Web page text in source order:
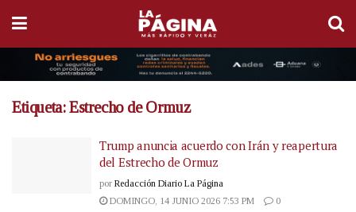
Etiqueta:Estrecho de Ormuz
Trump anuncia acuerdo con Irán y reapertura
del Estrecho de Ormuz
por Redacción Diario La Página
DOMINGO, 14 JUNIO 2026 7:53 PM
0